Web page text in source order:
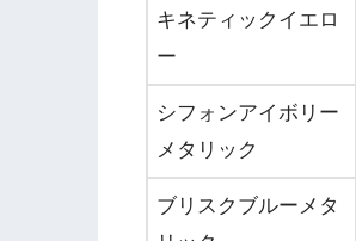
キネティックイエロ
ー
シフォンアイボリー
メタリック
ブリスクブルーメタ